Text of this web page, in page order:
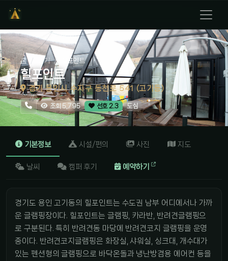
홈 경기 힐포인트
힐포인트
경기 용인시 수지구 동천로 541 (고기동)
조회 5,795 선호 2.3 도심
기본정보 시설/편의 사진 지도
날씨 캠퍼 후기 예약하기
경기도 용인 고기동의 힐포인트는 수도권 남부 어디에서나 가까
운 글램핑장이다. 힐포인트는 글램핑, 카라반, 반려견글램핑으
로 구분된다. 특히 반려견동 마당에 반려견코지 글램핑을 운영
중이다. 반려견코지글램핑은 화장실, 샤워실, 싱크대, 개수대가
있는 펜션형의 글램핑으로 바닥온돌과 냉난방겸용 에어컨 등을